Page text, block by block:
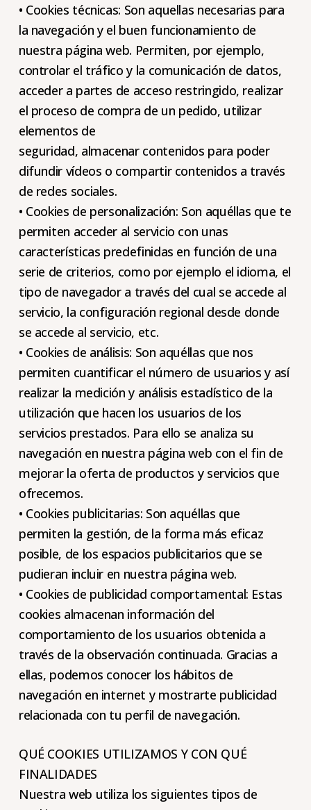
• Cookies técnicas: Son aquellas necesarias para
la navegación y el buen funcionamiento de
nuestra página web. Permiten, por ejemplo,
controlar el tráfico y la comunicación de datos,
acceder a partes de acceso restringido, realizar
el proceso de compra de un pedido, utilizar
elementos de
seguridad, almacenar contenidos para poder
difundir vídeos o compartir contenidos a través
de redes sociales.
• Cookies de personalización: Son aquéllas que te
permiten acceder al servicio con unas
características predefinidas en función de una
serie de criterios, como por ejemplo el idioma, el
tipo de navegador a través del cual se accede al
servicio, la configuración regional desde donde
se accede al servicio, etc.
• Cookies de análisis: Son aquéllas que nos
permiten cuantificar el número de usuarios y así
realizar la medición y análisis estadístico de la
utilización que hacen los usuarios de los
servicios prestados. Para ello se analiza su
navegación en nuestra página web con el fin de
mejorar la oferta de productos y servicios que
ofrecemos.
• Cookies publicitarias: Son aquéllas que
permiten la gestión, de la forma más eficaz
posible, de los espacios publicitarios que se
pudieran incluir en nuestra página web.
• Cookies de publicidad comportamental: Estas
cookies almacenan información del
comportamiento de los usuarios obtenida a
través de la observación continuada. Gracias a
ellas, podemos conocer los hábitos de
navegación en internet y mostrarte publicidad
relacionada con tu perfil de navegación.
QUÉ COOKIES UTILIZAMOS Y CON QUÉ
FINALIDADES
Nuestra web utiliza los siguientes tipos de